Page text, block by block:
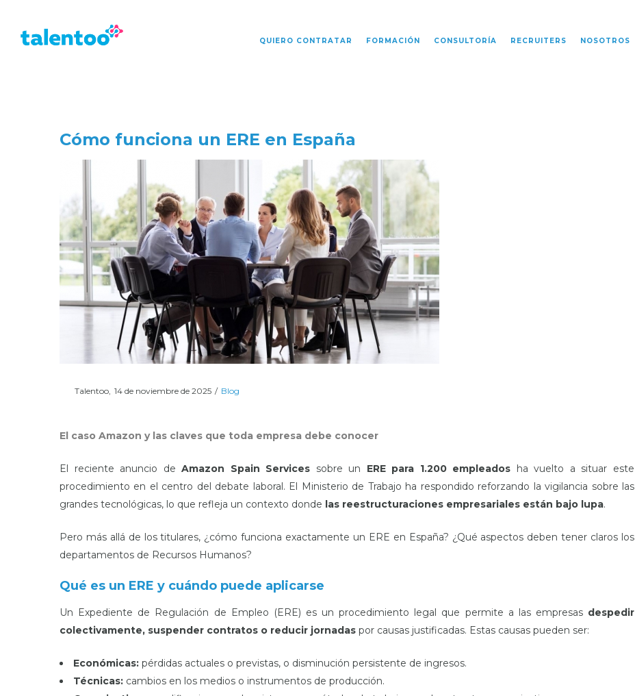
Talentoo
Talentoo
QUIERO CONTRATAR FORMACIÓN CONSULTORÍA RECRUITERS NOSOTROS
Cómo funciona un ERE en España
PorTalentoo Posted
14 de noviembre de 2025
Posted
Blog
El caso Amazon y las claves que toda empresa debe conocer
El reciente anuncio deAmazon Spain Services sobre un ERE para 1.200 empleados ha vuelto a situar este
procedimiento en el centro del debate laboral. El Ministerio de Trabajo ha respondido reforzando la vigilancia sobre las
grandes tecnológicas, lo que refleja un contexto donde las reestructuraciones empresariales están bajo lupa.
Pero más allá de los titulares, ¿cómo funciona exactamente un ERE en España? ¿Qué aspectos deben tener claros los
departamentos de Recursos Humanos?
Qué es un ERE y cuándo puede aplicarse
Un Expediente de Regulación de Empleo (ERE) es un procedimiento legal que permite a las empresas despedir
colectivamente, suspender contratos o reducir jornadas por causas justificadas. Estas causas pueden ser:
Económicas: pérdidas actuales o previstas, o disminución persistente de ingresos.
Técnicas: cambios en los medios o instrumentos de producción.